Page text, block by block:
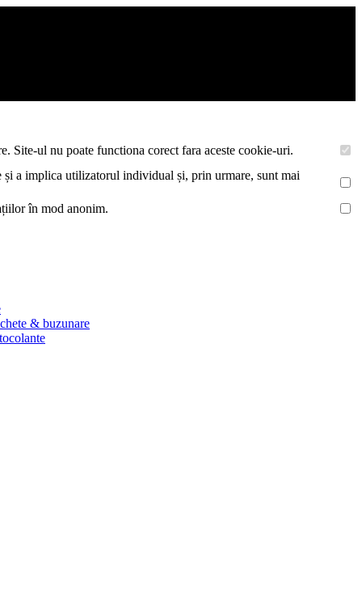
Site-ul nu poate functiona corect fara aceste cookie-uri.
și a implica utilizatorul individual și, prin urmare, sunt mai
în mod anonim.
& buzunare